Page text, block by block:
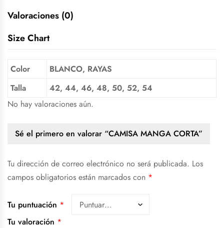
Valoraciones (0)
Size Chart
Color
BLANCO, RAYAS
Talla
42, 44, 46, 48, 50, 52, 54
No hay valoraciones aún.
Sé el primero en valorar “CAMISA MANGA CORTA”
Tu dirección de correo electrónico no será publicada. Los
campos obligatorios están marcados con *
Tu puntuación *
Tu valoración *